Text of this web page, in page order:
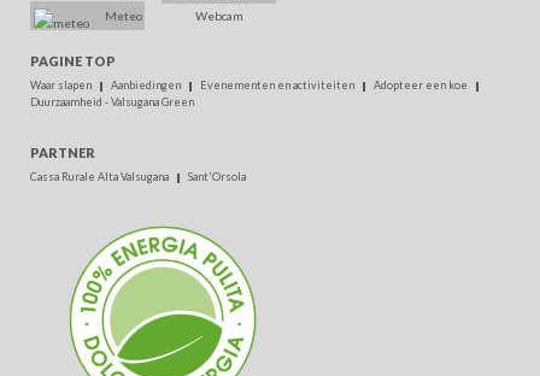
Meteo Webcam
PAGINE TOP
Waar slapen Aanbiedingen Evenementen en activiteiten
Adopteer een koe
Duurzaamheid - Valsugana Green
PARTNER
Cassa Rurale Alta Valsugana Sant'Orsola